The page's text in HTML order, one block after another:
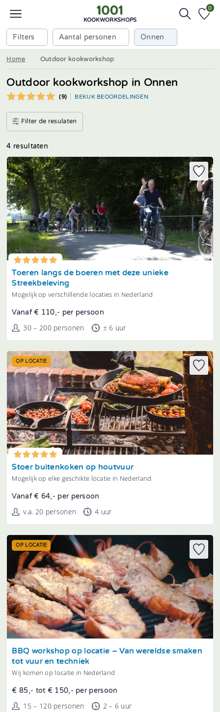
KOOKWORKSHOPS
Filters Aantal personen Onnen
0
Home Outdoor kookworkshop
Outdoor kookworkshop in Onnen
(9) BEKIJK BEOORDELINGEN
Filter de resulaten
4 resultaten
Tonen
Toeren langs de boeren met deze unieke
Streekbeleving
Mogelijk op verschillende locaties in Nederland
Vanaf € 110,- per persoon
30 – 200 personen ± 6 uur
Tonen
OP LOCATIE
Stoer buitenkoken op houtvuur
Mogelijk op elke geschikte locatie in Nederland
Vanaf € 64,- per persoon
v.a. 20 personen 4 uur
Tonen
OP LOCATIE
BBQ workshop op locatie – Van wereldse smaken
tot vuur en techniek
Wij komen op locatie in Nederland
€ 85,- tot € 150,- per persoon
15 – 120 personen 2 – 6 uur